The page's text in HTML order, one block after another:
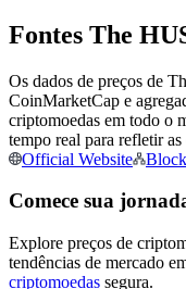
Copiar Trading
Junte-se aos
Fontes The
Os dados de preços de
CoinMarketCap e
criptomoedas em todo o
tempo real para refletir
Official Website
Comece sua
Explore preços de
tendências de mercado
criptomoedas segura.